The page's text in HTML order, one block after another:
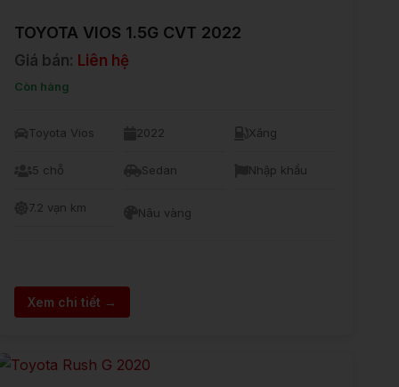
TOYOTA VIOS 1.5G CVT 2022
Giá bán: Liên hệ
Còn hàng
Toyota Vios 2022 Xăng
5 chỗ Sedan Nhập khẩu
7.2 vạn km Nâu vàng
Xem chi tiết →